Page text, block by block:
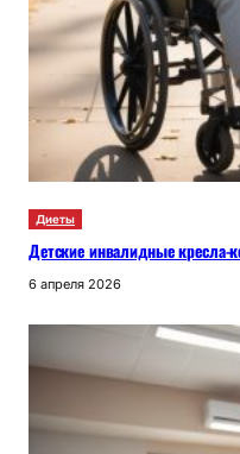
Диеты
Детские инвалидные
6 апреля 2026